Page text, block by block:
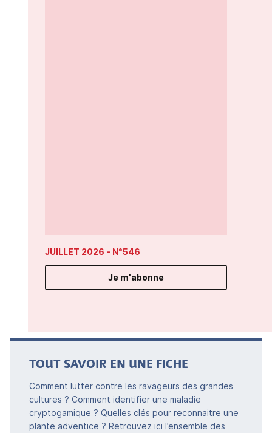
JUILLET 2026 - N°546
Je m'abonne
TOUT SAVOIR EN UNE FICHE
Comment lutter contre les ravageurs des grandes
cultures ? Comment identifier une maladie
cryptogamique ? Quelles clés pour reconnaitre une
plante adventice ? Retrouvez ici l’ensemble des